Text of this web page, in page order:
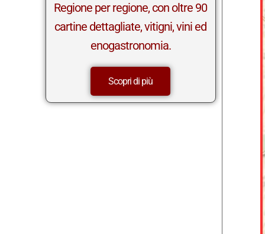
Regione per regione, con oltre 90
cartine dettagliate, vitigni, vini ed
enogastronomia.
Scopri di più